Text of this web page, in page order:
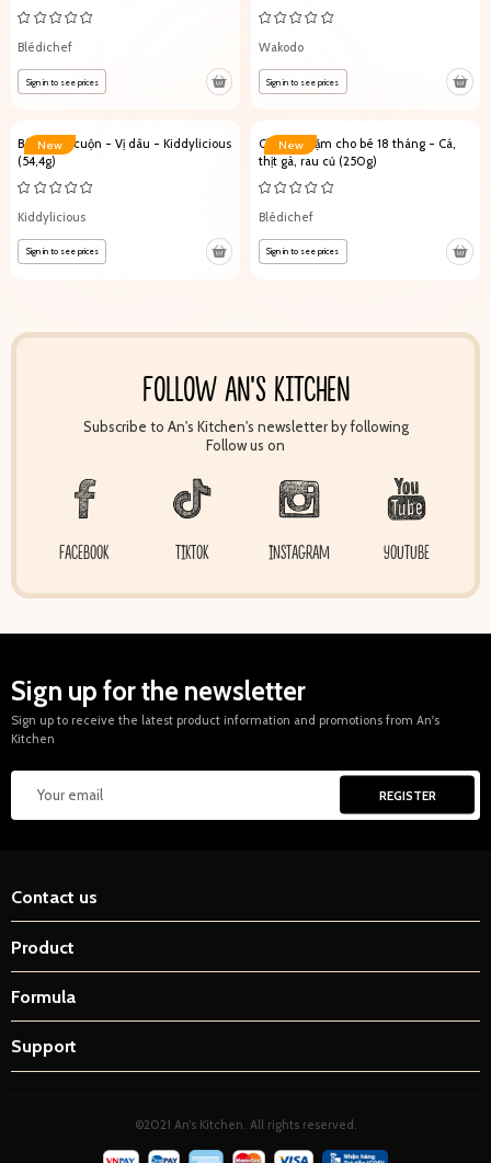
Blédichef
Sign in to see prices
Wakodo
Sign in to see prices
New
Bánh dừa cuộn - Vị dâu - Kiddylicious
(54,4g)
Kiddylicious
Sign in to see prices
New
Cháo ăn dặm cho bé 18 tháng - Cá,
thịt gà, rau củ (250g)
Blédichef
Sign in to see prices
FOLLOW AN'S KITCHEN
Subscribe to An's Kitchen's newsletter by following
Follow us on
FACEBOOK TIKTOK INSTAGRAM YOUTUBE
Sign up for the newsletter
Sign up to receive the latest product information and promotions from An's
Kitchen
Contact us
Product
Formula
Support
©2021 An’s Kitchen. All rights reserved.